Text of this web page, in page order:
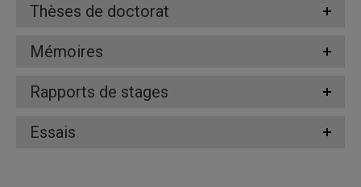
Thèses de doctorat
Mémoires
Rapports de stages
Essais